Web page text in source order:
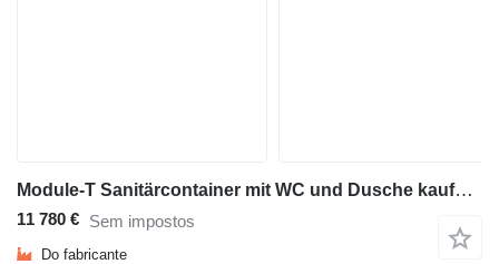
Module-T Sanitärcontainer mit WC und Dusche kaufen – 600 × 240 cm | NEU
11 780 € Sem impostos
Do fabricante